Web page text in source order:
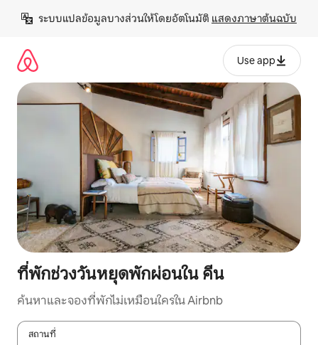
เนื้อหา
ระบบแปลข้อมูลบางส่วนให้โดยอัตโนมัติ แสดงภาษาต้นฉบับ
Use app
ที่พักช่วงวันหยุดพักผ่อนใน คีน
ค้นหาและจองที่พักไม่เหมือนใครใน Airbnb
สถานที่